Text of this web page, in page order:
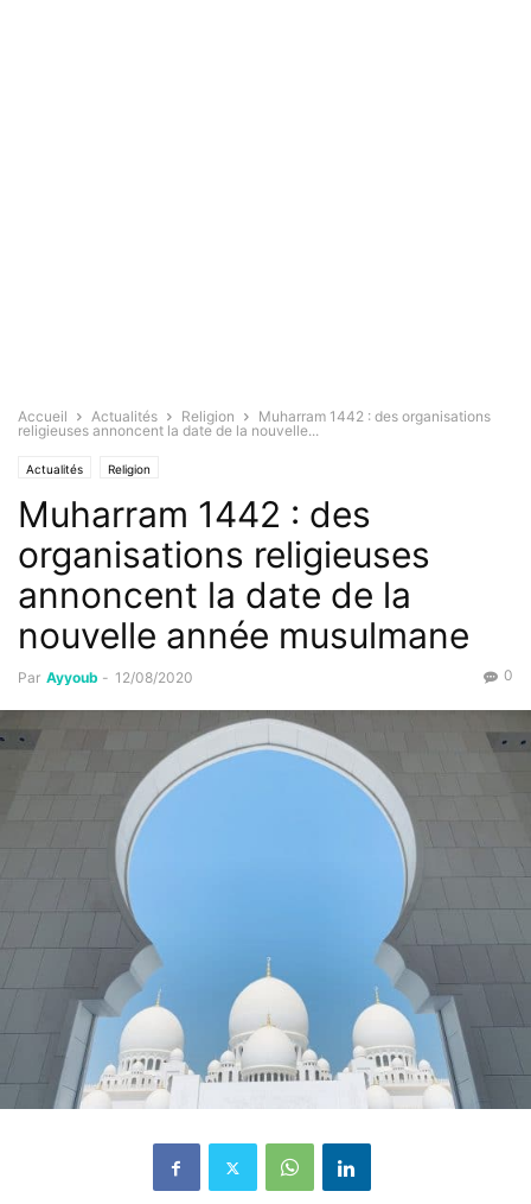
Accueil Actualités Religion
Muharram 1442 : des organisations
religieuses annoncent la date de la nouvelle...
Actualités Religion
Muharram 1442 : des
organisations religieuses
annoncent la date de la
nouvelle année musulmane
Par Ayyoub - 12/08/2020 0